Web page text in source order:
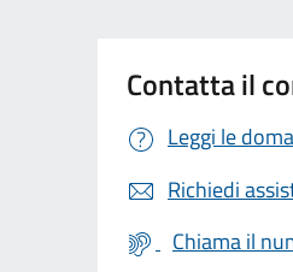
Contatta il
Leggi le
Richiedi
Chiama il